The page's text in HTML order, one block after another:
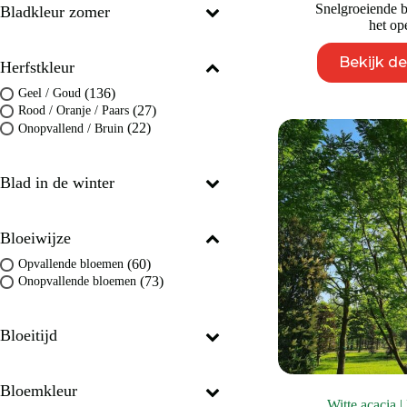
Snelgroeiende
het
Bekijk
Bladkleur zomer
Herfstkleur
Geel / Goud (136)
Rood / Oranje / Paars (27)
Onopvallend / Bruin (22)
Blad in de winter
Bloeiwijze
Opvallende bloemen (60)
Onopvallende bloemen (73)
Bloeitijd
Bloemkleur